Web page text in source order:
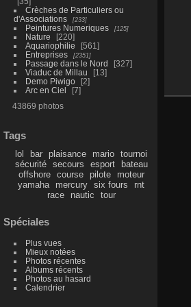
Crèches de Particuliers ou
d'Associations
233
Peintures Numeriques 125
Nature
220
Aquariophilie
561
Entreprises
2351
Passage dans le Nord
327
Viaduc de Millau
13
Demo Piwigo
2
Arc en Ciel
7
43869 photos
Tags
lol bar plaisance mario
tournoi
sécurité
secours esport
bateau
offshore
course pilote
moteur
yamaha
mercury six fours
rnt
race
nautic tour
Spéciales
Plus vues
Mieux notées
Photos récentes
Albums récents
Photos au hasard
Calendrier